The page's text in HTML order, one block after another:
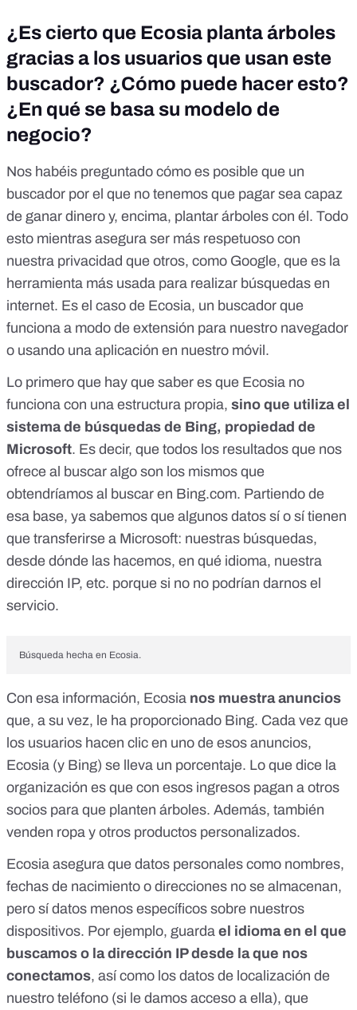
¿Es cierto que Ecosia planta árboles
gracias a los usuarios que usan este
buscador? ¿Cómo puede hacer esto?
¿En qué se basa su modelo de
negocio?
Nos habéis preguntado cómo es posible que un
buscador por el que no tenemos que pagar sea capaz
de ganar dinero y, encima, plantar árboles con él. Todo
esto mientras asegura ser más respetuoso con
nuestra privacidad que otros, como Google, que es la
herramienta más usada para realizar búsquedas en
internet. Es el caso de Ecosia, un buscador que
funciona a modo de extensión para nuestro navegador
o usando una aplicación en nuestro móvil.
Lo primero que hay que saber es que Ecosia no
funciona con una estructura propia, sino que utiliza el
sistema de búsquedas de Bing, propiedad de
Microsoft. Es decir, que todos los resultados que nos
ofrece al buscar algo son los mismos que
obtendríamos al buscar en Bing.com. Partiendo de
esa base, ya sabemos que algunos datos sí o sí tienen
que transferirse a Microsoft: nuestras búsquedas,
desde dónde las hacemos, en qué idioma, nuestra
dirección IP, etc. porque si no no podrían darnos el
servicio.
Búsqueda hecha en Ecosia.
Con esa información, Ecosia nos muestra anuncios
que, a su vez, le ha proporcionado Bing. Cada vez que
los usuarios hacen clic en uno de esos anuncios,
Ecosia (y Bing) se lleva un porcentaje. Lo que dice la
organización es que con esos ingresos pagan a otros
socios para que planten árboles. Además, también
venden ropa y otros productos personalizados.
Ecosia asegura que datos personales como nombres,
fechas de nacimiento o direcciones no se almacenan,
pero sí datos menos específicos sobre nuestros
dispositivos. Por ejemplo, guarda el idioma en el que
buscamos o la dirección IP desde la que nos
conectamos, así como los datos de localización de
nuestro teléfono (si le damos acceso a ella), que